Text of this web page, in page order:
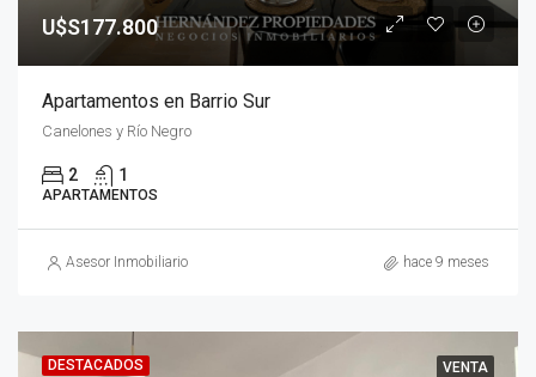
U$S177.800
Apartamentos en Barrio Sur
Canelones y Río Negro
2 1
APARTAMENTOS
Asesor Inmobiliario hace 9 meses
DESTACADOS VENTA